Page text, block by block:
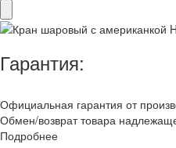
Гарантия:
Официальная гарантия от
Обмен/возврат товара
Подробнее